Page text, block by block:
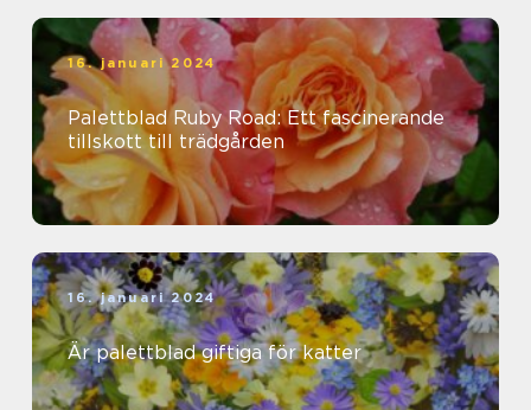
16. januari 2024
Palettblad Ruby Road: Ett fascinerande
tillskott till trädgården
16. januari 2024
Är palettblad giftiga för katter